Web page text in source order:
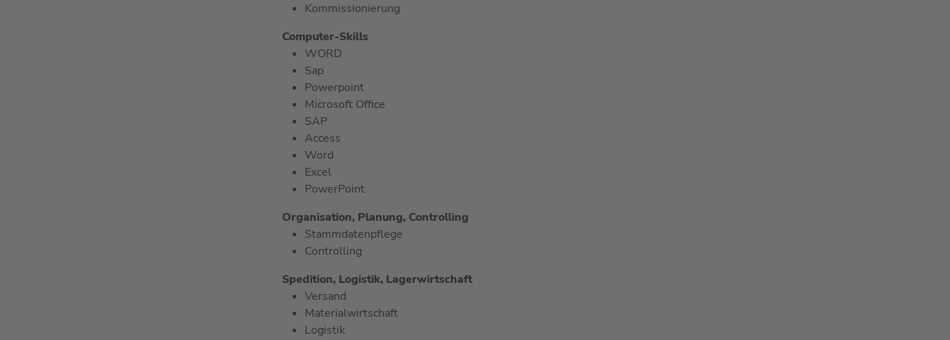
Kommissionierung
Computer-Skills
WORD
Sap
Powerpoint
Microsoft Office
SAP
Access
Word
Excel
PowerPoint
Organisation, Planung, Controlling
Stammdatenpflege
Controlling
Spedition, Logistik, Lagerwirtschaft
Versand
Materialwirtschaft
Logistik